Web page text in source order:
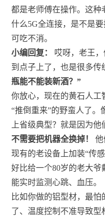
都是老师傅在操作。这
什么5G全连接，是不是
可吃不消。
小编回复：
哎呀，老王
到点子上了，也是很多
瓶能不能装新酒？”
你放心，现在的黄石人
“推倒重来”的野蛮人了
上省级典型？就是因为
不需要把机器全换掉！
他
现有的老设备上加装“传
好比给一个80岁的老大
能实时监测心跳、血压。
比如你做的铝型材，最
了、温度控制不准导致型